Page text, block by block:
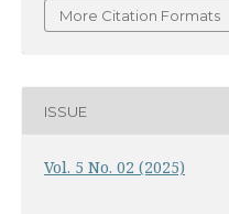
More Citation Formats
ISSUE
Vol. 5 No. 02 (2025)